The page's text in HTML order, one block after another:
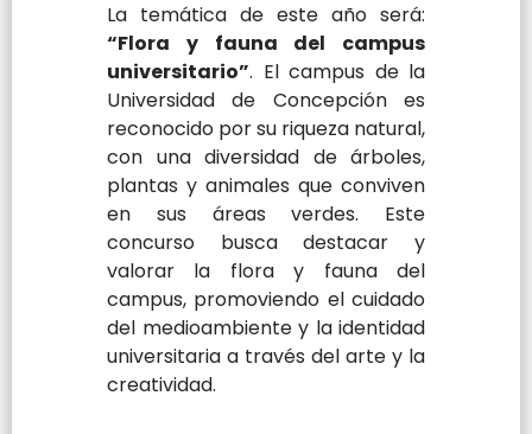
La temática de este año será:
“Flora y fauna del campus
universitario”. El campus de la
Universidad de Concepción es
reconocido por su riqueza natural,
con una diversidad de árboles,
plantas y animales que conviven
en sus áreas verdes. Este
concurso busca destacar y
valorar la flora y fauna del
campus, promoviendo el cuidado
del medioambiente y la identidad
universitaria a través del arte y la
creatividad.